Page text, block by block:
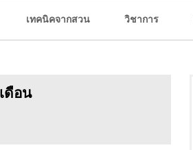
เทคนิคจากสวน วิชาการ
ดือน